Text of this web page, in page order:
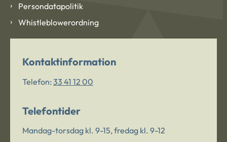
Persondatapolitik
Whistleblowerordning
Kontaktinformation
Telefon: 33 41 12 00
Telefontider
Mandag-torsdag kl. 9-15, fredag kl. 9-12